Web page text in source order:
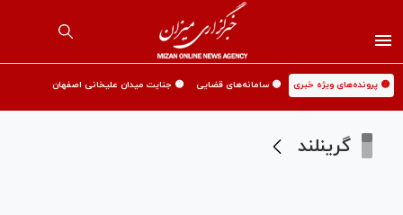
🟡 پرونده‌های ویژه خبری 🟡 سامانه‌های قضایی 🟡 جنایت میدان علیخانی اصفهان
گرینلند